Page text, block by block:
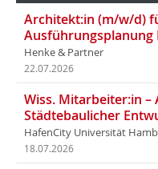
Architekt:in (m/w/d)
Ausführungsplanung
Henke & Partner
22.07.2026
Wiss. Mitarbeiter:in
Städtebaulicher
HafenCity Universität
18.07.2026